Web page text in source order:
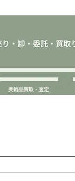
美術品買取・査定